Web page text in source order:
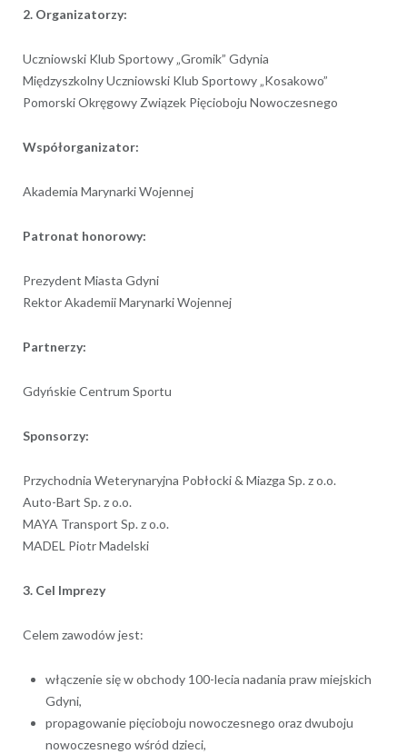
2. Organizatorzy:
Uczniowski Klub Sportowy „Gromik” Gdynia
Międzyszkolny Uczniowski Klub Sportowy „Kosakowo”
Pomorski Okręgowy Związek Pięcioboju Nowoczesnego
Współorganizator:
Akademia Marynarki Wojennej
Patronat honorowy:
Prezydent Miasta Gdyni
Rektor Akademii Marynarki Wojennej
Partnerzy:
Gdyńskie Centrum Sportu
Sponsorzy:
Przychodnia Weterynaryjna Pobłocki & Miazga Sp. z o.o.
Auto-Bart Sp. z o.o.
MAYA Transport Sp. z o.o.
MADEL Piotr Madelski
3. Cel Imprezy
Celem zawodów jest:
włączenie się w obchody 100-lecia nadania praw miejskich
Gdyni,
propagowanie pięcioboju nowoczesnego oraz dwuboju
nowoczesnego wśród dzieci,